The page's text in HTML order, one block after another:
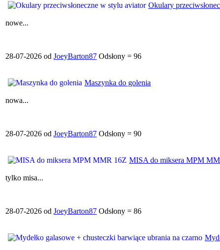
Okulary
nowe...
28-07-2026 od JoeyBarton87 Odsłony = 96
Maszynka do golenia
nowa...
28-07-2026 od JoeyBarton87 Odsłony = 90
MISA do miksera MPM
tylko misa...
28-07-2026 od JoeyBarton87 Odsłony = 86